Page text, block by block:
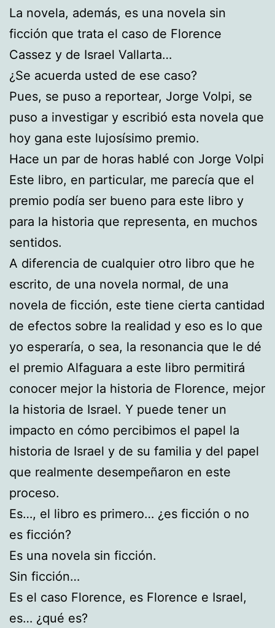
La novela, además, es una novela sin
ficción que trata el caso de Florence
Cassez y de Israel Vallarta…
¿Se acuerda usted de ese caso?
Pues, se puso a reportear, Jorge Volpi, se
puso a investigar y escribió esta novela que
hoy gana este lujosísimo premio.
Hace un par de horas hablé con Jorge Volpi
Este libro, en particular, me parecía que el
premio podía ser bueno para este libro y
para la historia que representa, en muchos
sentidos.
A diferencia de cualquier otro libro que he
escrito, de una novela normal, de una
novela de ficción, este tiene cierta cantidad
de efectos sobre la realidad y eso es lo que
yo esperaría, o sea, la resonancia que le dé
el premio Alfaguara a este libro permitirá
conocer mejor la historia de Florence, mejor
la historia de Israel. Y puede tener un
impacto en cómo percibimos el papel la
historia de Israel y de su familia y del papel
que realmente desempeñaron en este
proceso.
Es…, el libro es primero… ¿es ficción o no
es ficción?
Es una novela sin ficción.
Sin ficción…
Es el caso Florence, es Florence e Israel,
es… ¿qué es?